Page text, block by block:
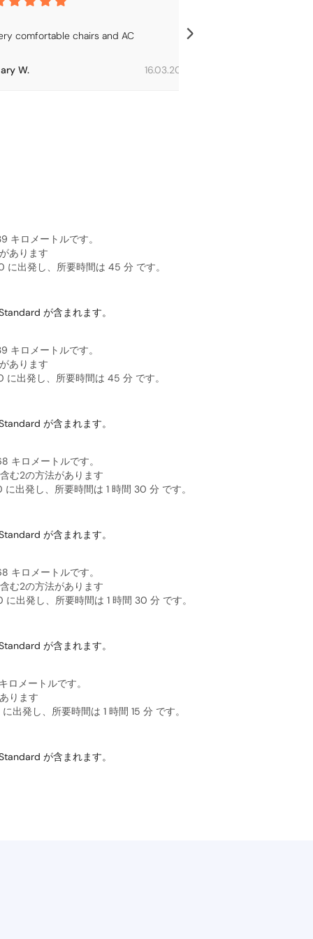
comfortable chairs and AC
W. 16.03.2026
キロメートルです。
あります
出発し、所要時間は 45 分 です。
が含まれます。
キロメートルです。
あります
出発し、所要時間は 45 分 です。
が含まれます。
キロメートルです。
む2の方法があります
出発し、所要時間は 1 時間 30 分 です。
が含まれます。
キロメートルです。
む2の方法があります
出発し、所要時間は 1 時間 30 分 です。
が含まれます。
メートルです。
ります
出発し、所要時間は 1 時間 15 分 です。
が含まれます。